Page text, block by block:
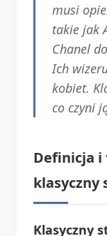
musi
takie jak
Chanel
Ich
kobiet.
co czyni
Definicja i
klasyczny
Klasyczny